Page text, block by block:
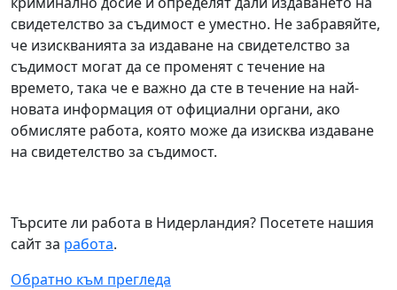
свидетелство за съдимост е уместно. Не забравяйте,
че изискванията за издаване на свидетелство за
съдимост могат да се променят с течение на
времето, така че е важно да сте в течение на най-
новата информация от официални органи, ако
обмисляте работа, която може да изисква издаване
на свидетелство за съдимост.
Търсите ли работа в Нидерландия? Посетете нашия
сайт за работа.
Обратно към прегледа